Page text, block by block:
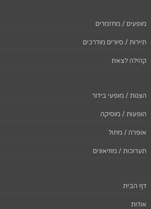
מופעים / מחזמרים
תיירות / סיורים מודרכים
קהילה לצאת
הצגות / מופעי בידור
הופעות / מוסיקה
אופרה / מחול
תערוכות / מוזיאונים
דף הבית
אודות